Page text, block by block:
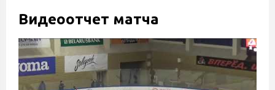
Видеоотчет матча